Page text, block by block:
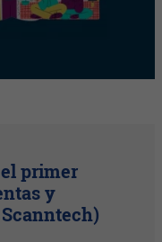
primer
y